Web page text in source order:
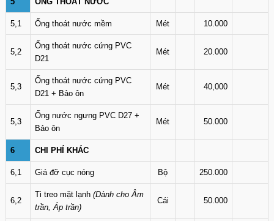
5,1 Ống thoát nước mềm Mét 10.000
5,2
Ống thoát nước cứng PVC
D21
Mét 20.000
5,3
Ống thoát nước cứng PVC
D21 + Bảo ôn
Mét 40,000
5,3
Ống nước ngưng PVC D27 +
Bảo ôn
Mét 50.000
6 CHI PHÍ KHÁC
6,1 Giá đỡ cục nóng Bộ 250.000
6,2
Ti treo mặt lạnh (Dành cho Âm
trần, Áp trần)
Cái 50.000